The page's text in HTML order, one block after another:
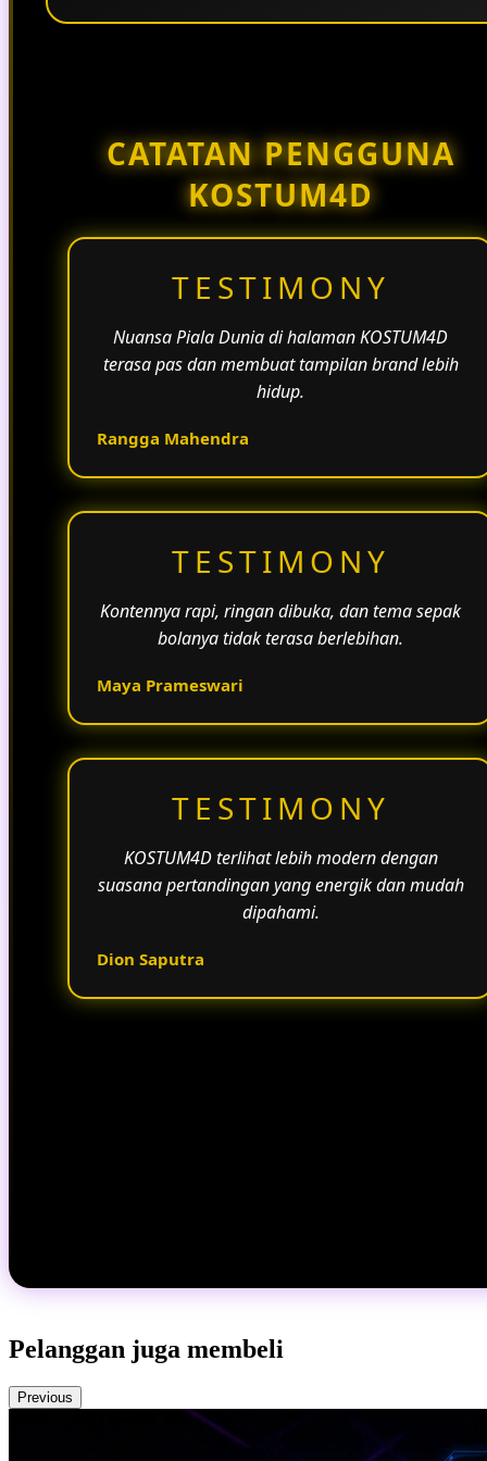
CATATAN PENGGUNA
KOSTUM4D
TESTIMONY
Nuansa Piala Dunia di halaman KOSTUM4D
terasa pas dan membuat tampilan brand lebih
hidup.
Rangga Mahendra
TESTIMONY
Kontennya rapi, ringan dibuka, dan tema sepak
bolanya tidak terasa berlebihan.
Maya Prameswari
TESTIMONY
KOSTUM4D terlihat lebih modern dengan
suasana pertandingan yang energik dan mudah
dipahami.
Dion Saputra
Pelanggan juga membeli
Previous